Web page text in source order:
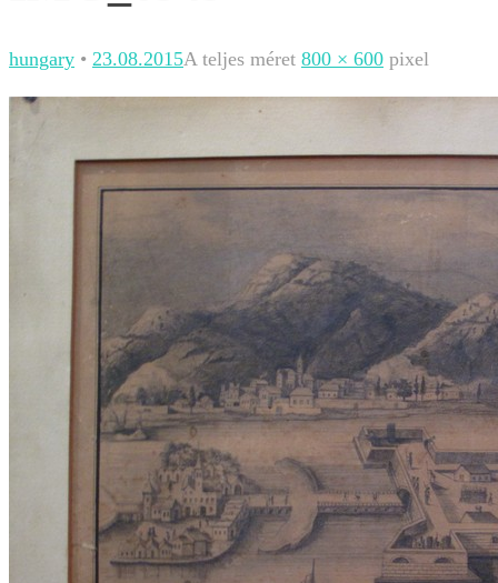
hungary • 23.08.2015A teljes méret 800 × 600 pixel